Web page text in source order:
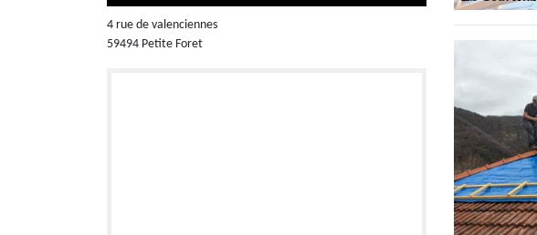
4 rue de valenciennes
59494 Petite Foret